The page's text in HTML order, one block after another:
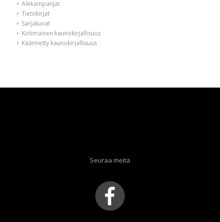
Alekampanjat
Tietokirjat
Sarjakuvat
Kotimainen kaunokirjallisuus
Käännetty kaunokirjallisuus
Seuraa meitä